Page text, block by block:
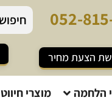
052-815
הצעת מחיר
הלחמה מוצרי חיווט